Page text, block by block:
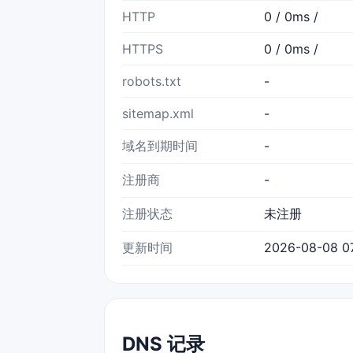
HTTP 0 / 0ms /
HTTPS 0 / 0ms /
robots.txt -
sitemap.xml -
域名到期时间 -
注册商 -
注册状态 未注册
更新时间 2026-08-08
DNS 记录